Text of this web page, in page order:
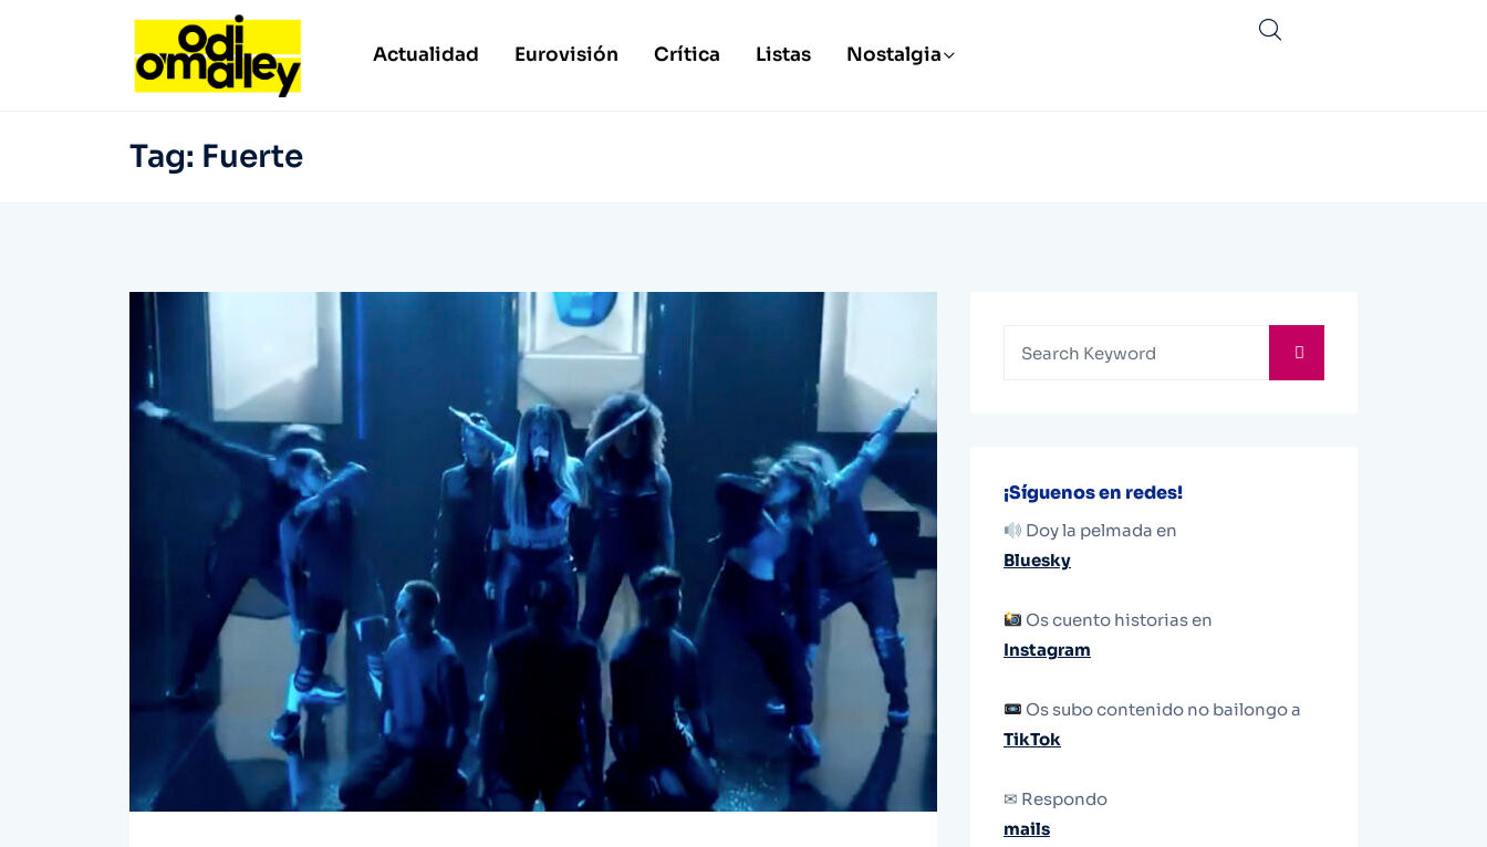
Actualidad Eurovisión Crítica Listas Nostalgia
Tag: Fuerte
¡Síguenos en redes!
Doy la pelmada en
Bluesky
Os cuento historias en
Instagram
Os subo contenido no bailongo a
TikTok
✉ Respondo
mails